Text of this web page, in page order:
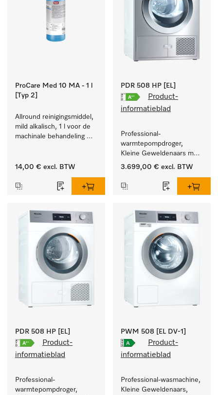
ProCare Med 10 MA - 1 l
[Typ 2]
Allround reinigingsmiddel,
mild alkalisch, 1 l voor de
machinale behandeling
14,00 € excl. BTW
PDR 508 HP [EL]
Product-
informatieblad
Professional-
warmtepompdroger,
Kleine Geweldenaars met
zeer laag energieverbruik
3.699,00 € excl. BTW
PDR 508 HP [EL]
Product-
informatieblad
Professional-
warmtepompdroger,
PWM 508 [EL DV-1]
Product-
informatieblad
Professional-wasmachine,
Kleine Geweldenaars,